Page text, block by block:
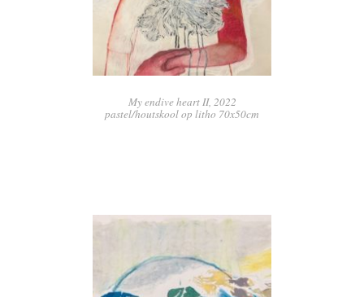
My endive heart II, 2022
pastel/houtskool op litho 70x50cm